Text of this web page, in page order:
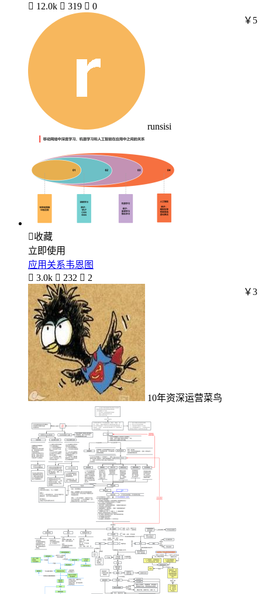
 12.0k  319  0
runsisi
￥5
收藏
立即使用
应用关系韦恩图
 3.0k  232  2
10年资深运营菜鸟
￥3